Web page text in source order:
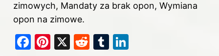
zimowych, Mandaty za brak opon, Wymiana
opon na zimowe.
F
Pi X
R
T